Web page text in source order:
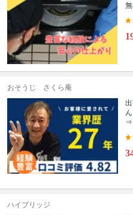
おそうじ さくら庵
ハイブリッジ